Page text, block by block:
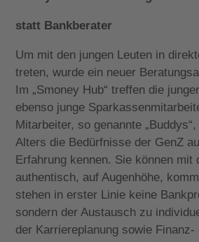
statt Bankberater
Um mit den jungen Leuten in
treten, wurde ein neuer
Im „Smoney Hub“ treffen die
ebenso junge
Mitarbeiter, so genannte
Alters die Bedürfnisse der GenZ
Erfahrung kennen. Sie können mit
authentisch, auf Augenhöhe,
stehen in erster Linie keine
sondern der Austausch zu
der Karriereplanung sowie Finanz-